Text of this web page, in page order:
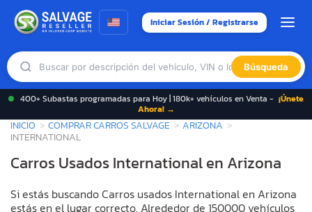
Iniciar Sesión / Registrarse
Búsqueda
400+ Subastas programadas para Hoy | 180k+ vehículos en Venta - ¡Únete
Ahora! →
INICIO COMPRAR CARROS SALVAGE
ARIZONA
INTERNATIONAL
Carros Usados International en Arizona
Si estás buscando Carros usados International en Arizona
estás en el lugar correcto. Alrededor de 150000 vehículos